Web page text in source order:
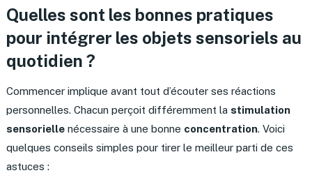
Quelles sont les bonnes pratiques
pour intégrer les objets sensoriels au
quotidien ?
Commencer implique avant tout d’écouter ses réactions
personnelles. Chacun perçoit différemment la stimulation
sensoriellenécessaire à une bonne concentration. Voici
quelques conseils simples pour tirer le meilleur parti de ces
astuces :